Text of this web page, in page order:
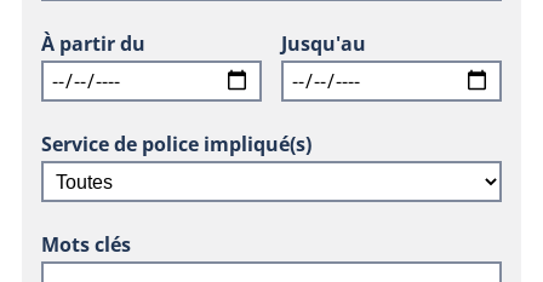
À partir du Jusqu'au
Service de police impliqué(s)
Mots clés